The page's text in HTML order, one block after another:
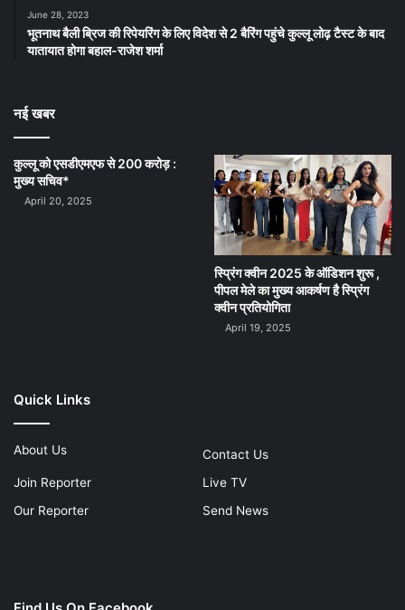
June 28, 2023
भूतनाथ बैली ब्रिज की रिपेयरिंग के लिए विदेश से 2 बैरिंग पहुंचे कुल्लू लोढ़ टैस्ट के बाद
यातायात होगा बहाल-राजेश शर्मा
नई खबर
कुल्लू को एसडीएमएफ से 200 करोड़ :
मुख्य सचिव*
April 20, 2025
स्प्रिंग क्वीन 2025 के ऑडिशन शुरू ,
पीपल मेले का मुख्य आकर्षण है स्प्रिंग
क्वीन प्रतियोगिता
April 19, 2025
Quick Links
About Us
Contact Us
Join Reporter
Live TV
Our Reporter
Send News